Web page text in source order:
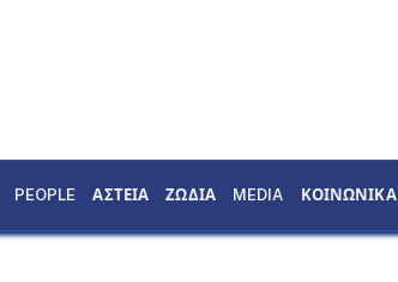
PEOPLE ΑΣΤΕΙΑ ΖΩΔΙΑ MEDIA ΚΟΙΝΩΝΙΚΑ